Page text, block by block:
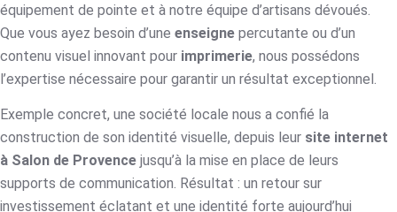
équipement de pointe et à notre équipe d’artisans dévoués.
Que vous ayez besoin d’une enseigne percutante ou d’un
contenu visuel innovant pour imprimerie, nous possédons
l’expertise nécessaire pour garantir un résultat exceptionnel.
Exemple concret, une société locale nous a confié la
construction de son identité visuelle, depuis leur site internet
à Salon de Provence jusqu’à la mise en place de leurs
supports de communication. Résultat : un retour sur
investissement éclatant et une identité forte aujourd’hui